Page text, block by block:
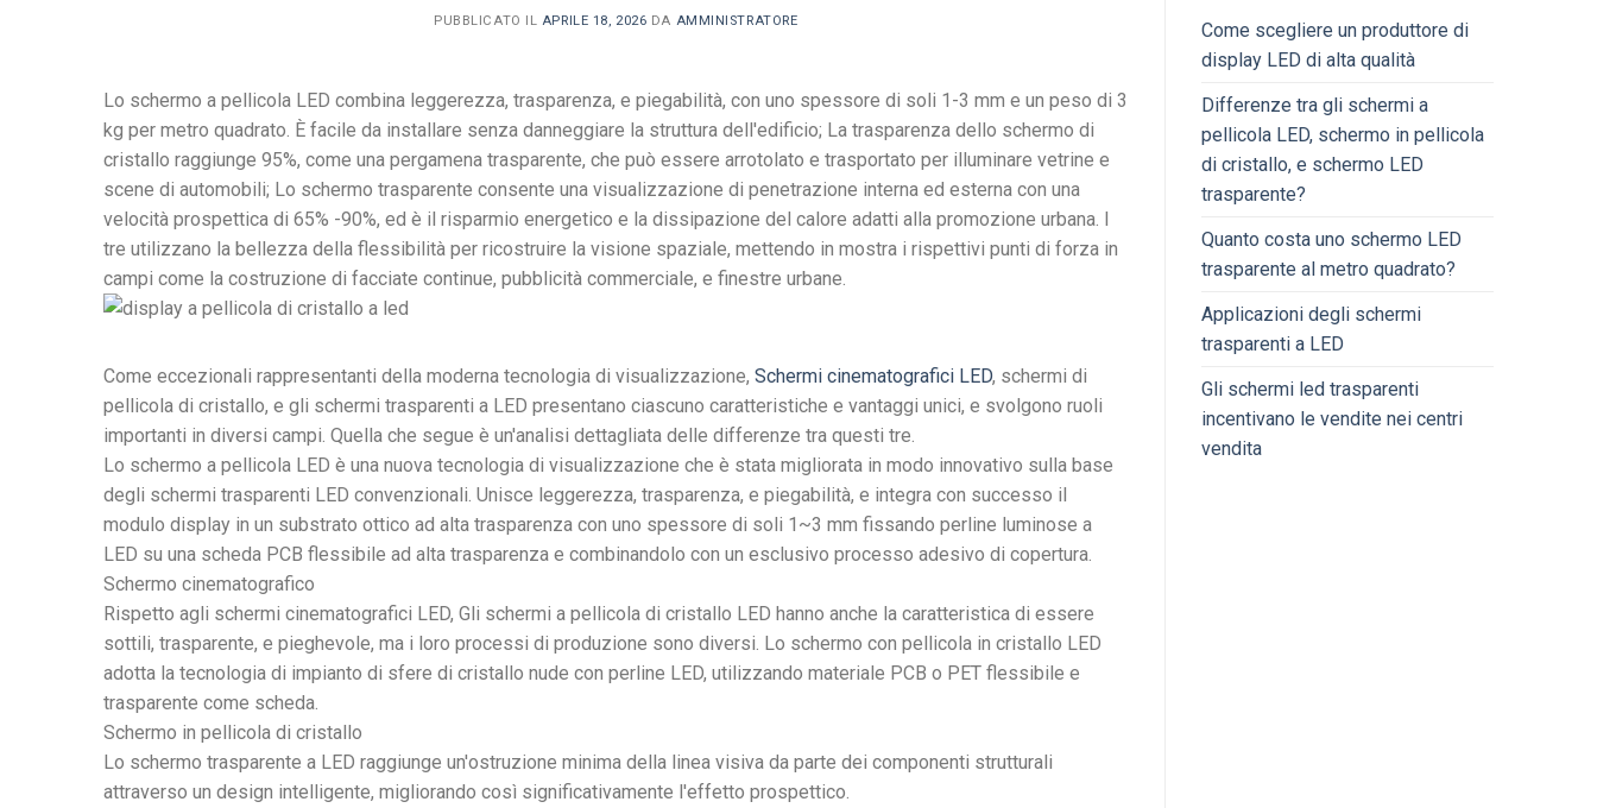
PUBBLICATO IL APRILE 18, 2026 DA AMMINISTRATORE
Lo schermo a pellicola LED combina leggerezza, trasparenza, e piegabilità, con uno spessore di soli 1-3 mm e un peso di 3
kg per metro quadrato. È facile da installare senza danneggiare la struttura dell'edificio; La trasparenza dello schermo di
cristallo raggiunge 95%, come una pergamena trasparente, che può essere arrotolato e trasportato per illuminare vetrine e
scene di automobili; Lo schermo trasparente consente una visualizzazione di penetrazione interna ed esterna con una
velocità prospettica di 65% -90%, ed è il risparmio energetico e la dissipazione del calore adatti alla promozione urbana. I
tre utilizzano la bellezza della flessibilità per ricostruire la visione spaziale, mettendo in mostra i rispettivi punti di forza in
campi come la costruzione di facciate continue, pubblicità commerciale, e finestre urbane.
Come eccezionali rappresentanti della moderna tecnologia di visualizzazione, Schermi cinematografici LED, schermi di
pellicola di cristallo, e gli schermi trasparenti a LED presentano ciascuno caratteristiche e vantaggi unici, e svolgono ruoli
importanti in diversi campi. Quella che segue è un'analisi dettagliata delle differenze tra questi tre.
Lo schermo a pellicola LED è una nuova tecnologia di visualizzazione che è stata migliorata in modo innovativo sulla base
degli schermi trasparenti LED convenzionali. Unisce leggerezza, trasparenza, e piegabilità, e integra con successo il
modulo display in un substrato ottico ad alta trasparenza con uno spessore di soli 1~3 mm fissando perline luminose a
LED su una scheda PCB flessibile ad alta trasparenza e combinandolo con un esclusivo processo adesivo di copertura.
Schermo cinematografico
Rispetto agli schermi cinematografici LED, Gli schermi a pellicola di cristallo LED hanno anche la caratteristica di essere
sottili, trasparente, e pieghevole, ma i loro processi di produzione sono diversi. Lo schermo con pellicola in cristallo LED
adotta la tecnologia di impianto di sfere di cristallo nude con perline LED, utilizzando materiale PCB o PET flessibile e
trasparente come scheda.
Schermo in pellicola di cristallo
Lo schermo trasparente a LED raggiunge un'ostruzione minima della linea visiva da parte dei componenti strutturali
attraverso un design intelligente, migliorando così significativamente l'effetto prospettico.
Come scegliere un produttore di
display LED di alta qualità
Differenze tra gli schermi a
pellicola LED, schermo in pellicola
di cristallo, e schermo LED
trasparente?
Quanto costa uno schermo LED
trasparente al metro quadrato?
Applicazioni degli schermi
trasparenti a LED
Gli schermi led trasparenti
incentivano le vendite nei centri
vendita